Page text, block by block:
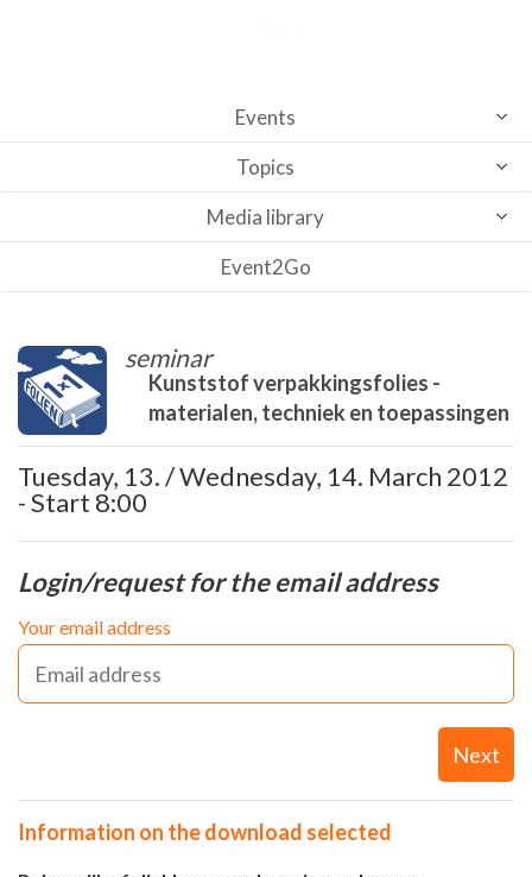
Events
Topics
Media library
Event2Go
seminar
Kunststof verpakkingsfolies -
materialen, techniek en toepassingen
Tuesday, 13. / Wednesday, 14. March 2012
- Start 8:00
Login/request for the email address
Your email address
Next
Information on the download selected